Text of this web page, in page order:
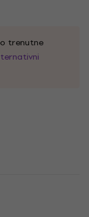
trenutne